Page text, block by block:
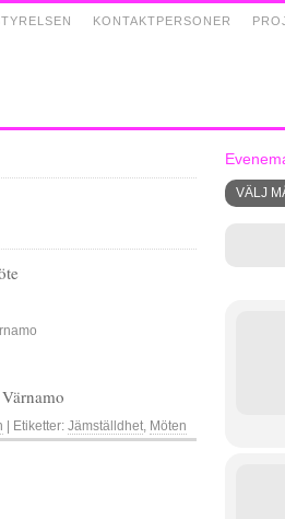
KONTAKTPERSONER
| Etiketter: Jämställdhet, Möten
VÄLJ